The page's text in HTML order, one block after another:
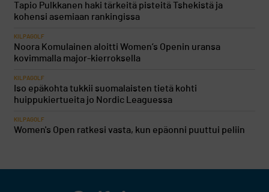
Tapio Pulkkanen haki tärkeitä pisteitä Tshekistä ja
kohensi asemiaan rankingissa
KILPAGOLF
Noora Komulainen aloitti Women’s Openin uransa
kovimmalla major-kierroksella
KILPAGOLF
Iso epäkohta tukkii suomalaisten tietä kohti
huippukiertueita jo Nordic Leaguessa
KILPAGOLF
Women's Open ratkesi vasta, kun epäonni puuttui peliin